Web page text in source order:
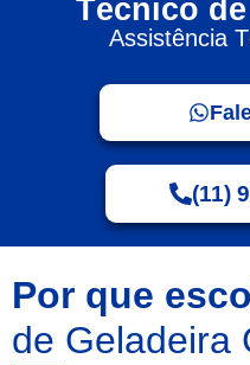
Técnico
Assistência
(11)
Por que
de Geladeira